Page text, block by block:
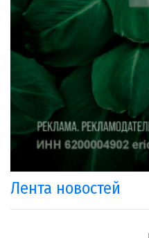
Лента новостей